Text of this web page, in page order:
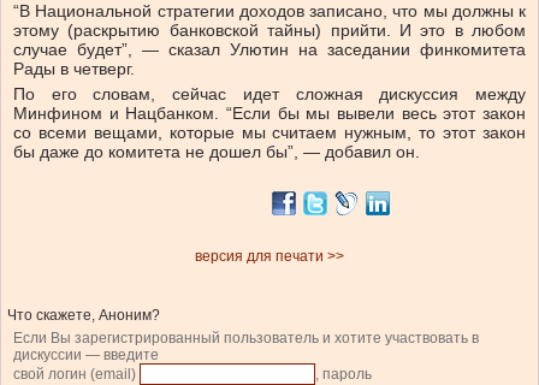
“В Национальной стратегии доходов записано, что мы должны к
этому (раскрытию банковской тайны) прийти. И это в любом
случае будет”, — сказал Улютин на заседании финкомитета
Рады в четверг.
По его словам, сейчас идет сложная дискуссия между
Минфином и Нацбанком. “Если бы мы вывели весь этот закон
со всеми вещами, которые мы считаем нужным, то этот закон
бы даже до комитета не дошел бы”, — добавил он.
версия для печати >>
Что скажете, Аноним?
Если Вы зарегистрированный пользователь и хотите участвовать в
дискуссии — введите
свой логин (email)
, пароль